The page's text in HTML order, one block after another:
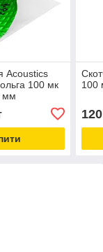
Acoustics
100 мк
мм
100
120